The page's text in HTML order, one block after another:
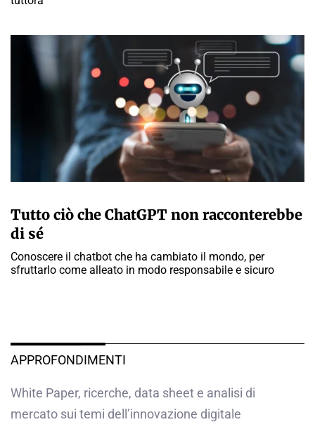
Tutto ciò che ChatGPT non racconterebbe
di sé
Conoscere il chatbot che ha cambiato il mondo, per
sfruttarlo come alleato in modo responsabile e sicuro
APPROFONDIMENTI
White Paper, ricerche, data sheet e analisi di
mercato sui temi dell’innovazione digitale